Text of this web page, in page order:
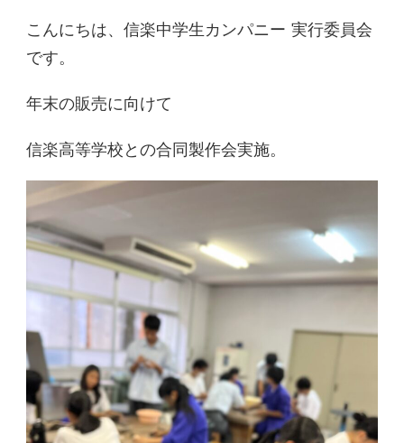
こんにちは、信楽中学生カンパニー 実行委員会
です。
年末の販売に向けて
信楽高等学校との合同製作会実施。